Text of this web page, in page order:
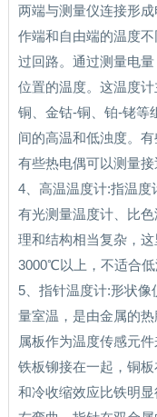
两端与测量仪连接形
作端和自由端的温度
过回路。通过测量电
位置的温度。这温度
铜、金钴-铜、铂-铑等
间的高温和低浊度。
有些热电偶可以测量接
4、高温温度计:指温度
有光测量温度计、比
理和结构相当复杂，
3000℃以上，不适合低
5、指针温度计:形状像
量室温，是由金属的
属板作为温度传感元
铁板铆接在一起，铜
和冷收缩效应比铁明